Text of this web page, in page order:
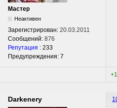
Мастер
Неактивен
Зарегистрирован: 20.03.2011
Сообщений: 876
Репутация : 233
Предупреждения: 7
+1
Darkenery